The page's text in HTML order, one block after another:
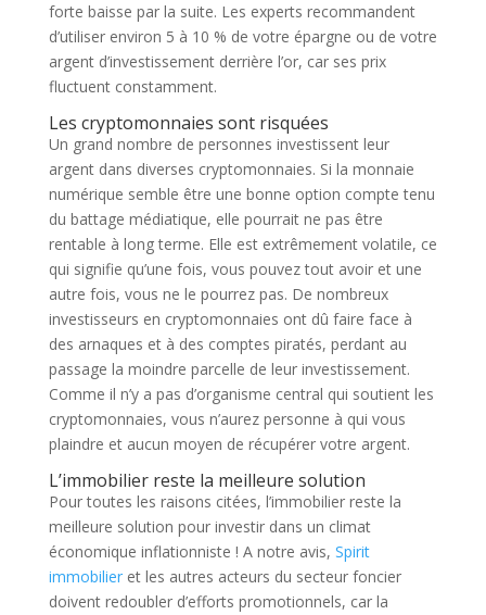
forte baisse par la suite. Les experts recommandent
d’utiliser environ 5 à 10 % de votre épargne ou de votre
argent d’investissement derrière l’or, car ses prix
fluctuent constamment.
Les cryptomonnaies sont risquées
Un grand nombre de personnes investissent leur
argent dans diverses cryptomonnaies. Si la monnaie
numérique semble être une bonne option compte tenu
du battage médiatique, elle pourrait ne pas être
rentable à long terme. Elle est extrêmement volatile, ce
qui signifie qu’une fois, vous pouvez tout avoir et une
autre fois, vous ne le pourrez pas. De nombreux
investisseurs en cryptomonnaies ont dû faire face à
des arnaques et à des comptes piratés, perdant au
passage la moindre parcelle de leur investissement.
Comme il n’y a pas d’organisme central qui soutient les
cryptomonnaies, vous n’aurez personne à qui vous
plaindre et aucun moyen de récupérer votre argent.
L’immobilier reste la meilleure solution
Pour toutes les raisons citées, l’immobilier reste la
meilleure solution pour investir dans un climat
économique inflationniste ! A notre avis, Spirit
immobilieret les autres acteurs du secteur foncier
doivent redoubler d’efforts promotionnels, car la